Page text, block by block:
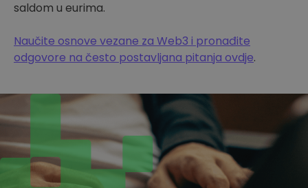
saldom u eurima.
Naučite osnove vezane za Web3 i pronađite
odgovore na često postavljana pitanja ovdje.